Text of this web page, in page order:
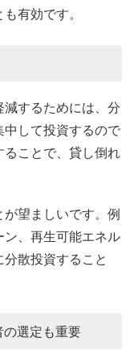
有効です。
減するためには、分
中して投資するので
ることで、貸し倒れ
望ましいです。例
ン、再生可能エネル
散投資すること
の選定も重要